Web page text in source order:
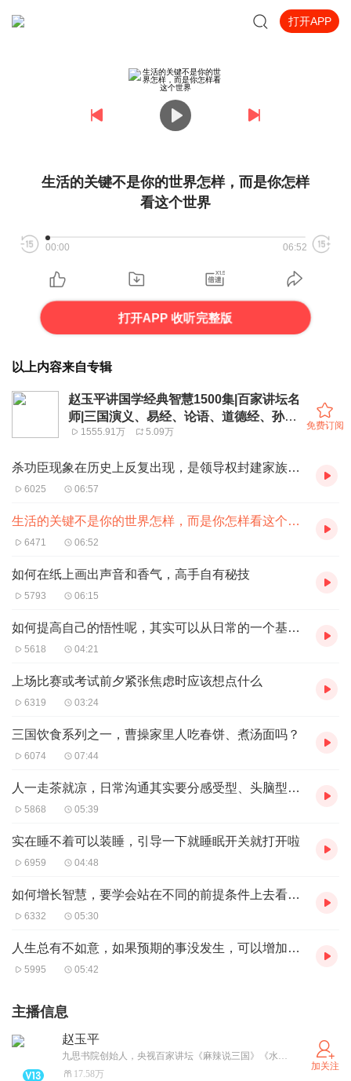
打开APP
生活的关键不是你的世界怎样，而是你怎样
看这个世界
00:00 06:52
打开APP 收听完整版
以上内容来自专辑
赵玉平讲国学经典智慧1500集|百家讲坛名
师|三国演义、易经、论语、道德经、孙子
兵法、周公解梦
1555.91万 5.09万
免费订阅
杀功臣现象在历史上反复出现，是领导权封建家族化、私人化的必然产物
6025 06:57
生活的关键不是你的世界怎样，而是你怎样看这个世界
6471 06:52
如何在纸上画出声音和香气，高手自有秘技
5793 06:15
如何提高自己的悟性呢，其实可以从日常的一个基本训练开始
5618 04:21
上场比赛或考试前夕紧张焦虑时应该想点什么
6319 03:24
三国饮食系列之一，曹操家里人吃春饼、煮汤面吗？
6074 07:44
人一走茶就凉，日常沟通其实要分感受型、头脑型和心灵型
5868 05:39
实在睡不着可以装睡，引导一下就睡眠开关就打开啦
6959 04:48
如何增长智慧，要学会站在不同的前提条件上去看问题
6332 05:30
人生总有不如意，如果预期的事没发生，可以增加努力程度或改变期望
5995 05:42
主播信息
赵玉平
九思书院创始人，央视百家讲坛《麻辣说三国》《水浒智慧》主讲人。
17.58万
加关注